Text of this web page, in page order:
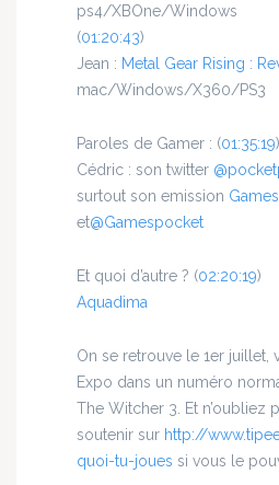
ps4/XBOne/Windows
(01:20:43)
Jean : Metal Gear Rising :
mac/Windows/X360/PS3
Paroles de Gamer : (01:35:19)
Cédric : son twitter
surtout son emission
et@Gamespocket
Et quoi d’autre ? (02:20:19)
Aquadima
On se retrouve le 1er juillet,
Expo dans un numéro
The Witcher 3. Et n’oubliez
soutenir sur http://
quoi-tu-joues si vous le